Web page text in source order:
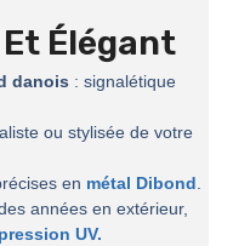
Élégant
danois : signalétique
ou stylisée de votre
en métal Dibond.
années en extérieur,
UV.